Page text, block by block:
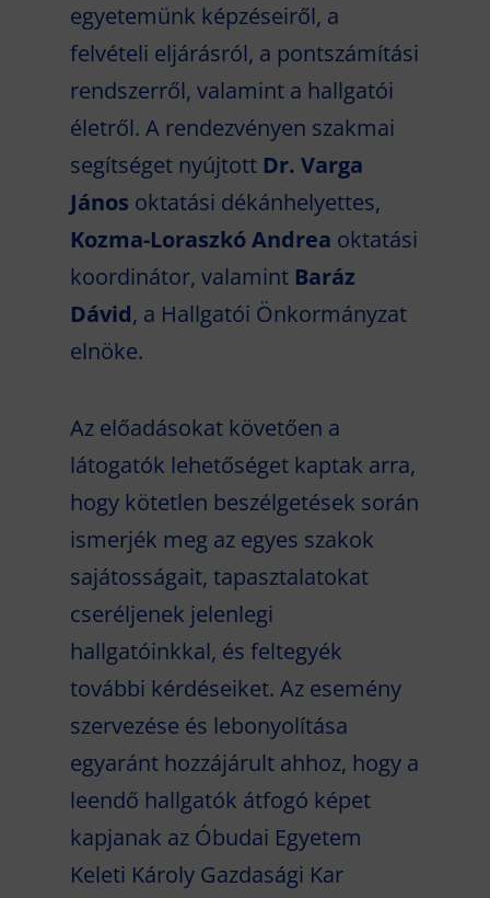
egyetemünk képzéseiről, a
felvételi eljárásról, a pontszámítási
rendszerről, valamint a hallgatói
életről. A rendezvényen szakmai
segítséget nyújtott Dr. Varga
János oktatási dékánhelyettes,
Kozma-Loraszkó Andrea oktatási
koordinátor, valamint Baráz
Dávid, a Hallgatói Önkormányzat
elnöke.
Az előadásokat követően a
látogatók lehetőséget kaptak arra,
hogy kötetlen beszélgetések során
ismerjék meg az egyes szakok
sajátosságait, tapasztalatokat
cseréljenek jelenlegi
hallgatóinkkal, és feltegyék
további kérdéseiket. Az esemény
szervezése és lebonyolítása
egyaránt hozzájárult ahhoz, hogy a
leendő hallgatók átfogó képet
kapjanak az Óbudai Egyetem
Keleti Károly Gazdasági Kar